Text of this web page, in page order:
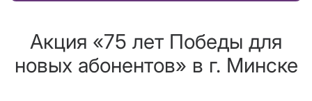
Акция «75 лет Победы для
новых абонентов» в г. Минске